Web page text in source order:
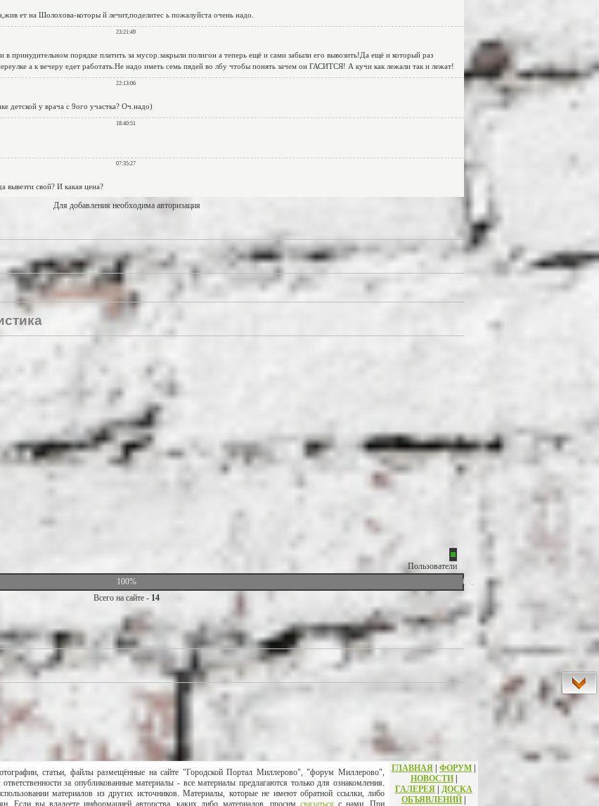
Для добавления необходима авторизация
Пользователи
100%
0%
Всего на сайте - 14
статьи, файлы размещённые на сайте "Городской Портал Миллерово", "форум Миллерово",
за опубликованные материалы - все материалы предлагаются только для ознакомления.
материалов из других источников. Материалы, которые не имеют обратной ссылки, либо
Если вы владеете информацией авторства, каких либо материалов, просим связатьсяс нами. При
ГЛАВНАЯ ФОРУМ
НОВОСТИ|
ГАЛЕРЕЯ
ДОСКА
ОБЪЯВЛЕНИЙ